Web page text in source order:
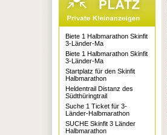
Biete 1 Halbmarathon Skinfit
3-Länder-Ma
Biete 1 Halbmarathon Skinfit
3-Länder-Ma
Startplatz für den Skinfit
Halbmarathon
Heldentrail Distanz des
Südthüringtrail
Suche 1 Ticket für 3-
Länder-Halbmarathon
SUCHE Skinfit 3 Länder
Halbmarathon